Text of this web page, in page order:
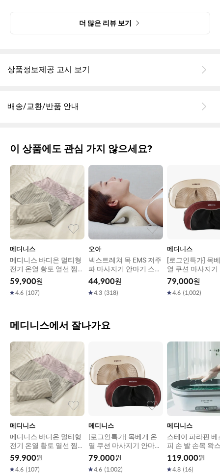
더 많은 리뷰 보기
상품정보제공 고시 보기
배송/교환/반품 안내
이 상품에도 관심 가지 않으세요?
메디니스
메디니스 바디온 멀티형
전기 온열 황토 열선 찜질
기 3종
59,900원
4.6 (107)
오아
넥스트레쳐 목 EMS 저주
파 마사지기 안마기 스트
레칭 기구
44,900원
4.3 (318)
메디니스
[로그인특가] 목
열 쿠션 마사지기
버블쿠션 (레드,
이트,블랙)
79,000원
4.6 (1,002)
메디니스에서 잘나가요
메디니스
메디니스 바디온 멀티형
전기 온열 황토 열선 찜질
기 3종
59,900원
4.6 (107)
메디니스
[로그인특가] 목베개 온
열 쿠션 마사지기 안마기
버블쿠션 (레드,골드,화
이트,블랙)
79,000원
4.6 (1,002)
메디니스
스테이 파라핀 베
피 손 발 손목 왁
용해기 MD-143G
119,000원
4.8 (16)